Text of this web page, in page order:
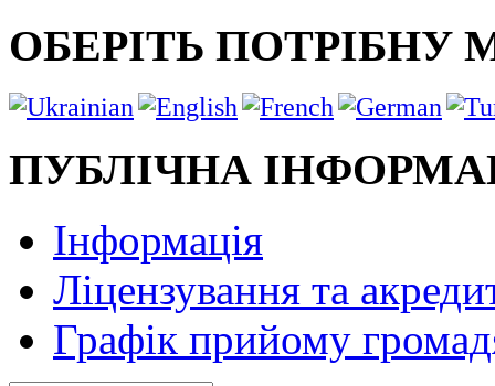
ОБЕРІТЬ ПОТРІБНУ
ПУБЛІЧНА
Інформація
Ліцензування та
Графік прийому